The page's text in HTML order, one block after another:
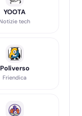
YOOTA
tech
Poliverso
Friendica